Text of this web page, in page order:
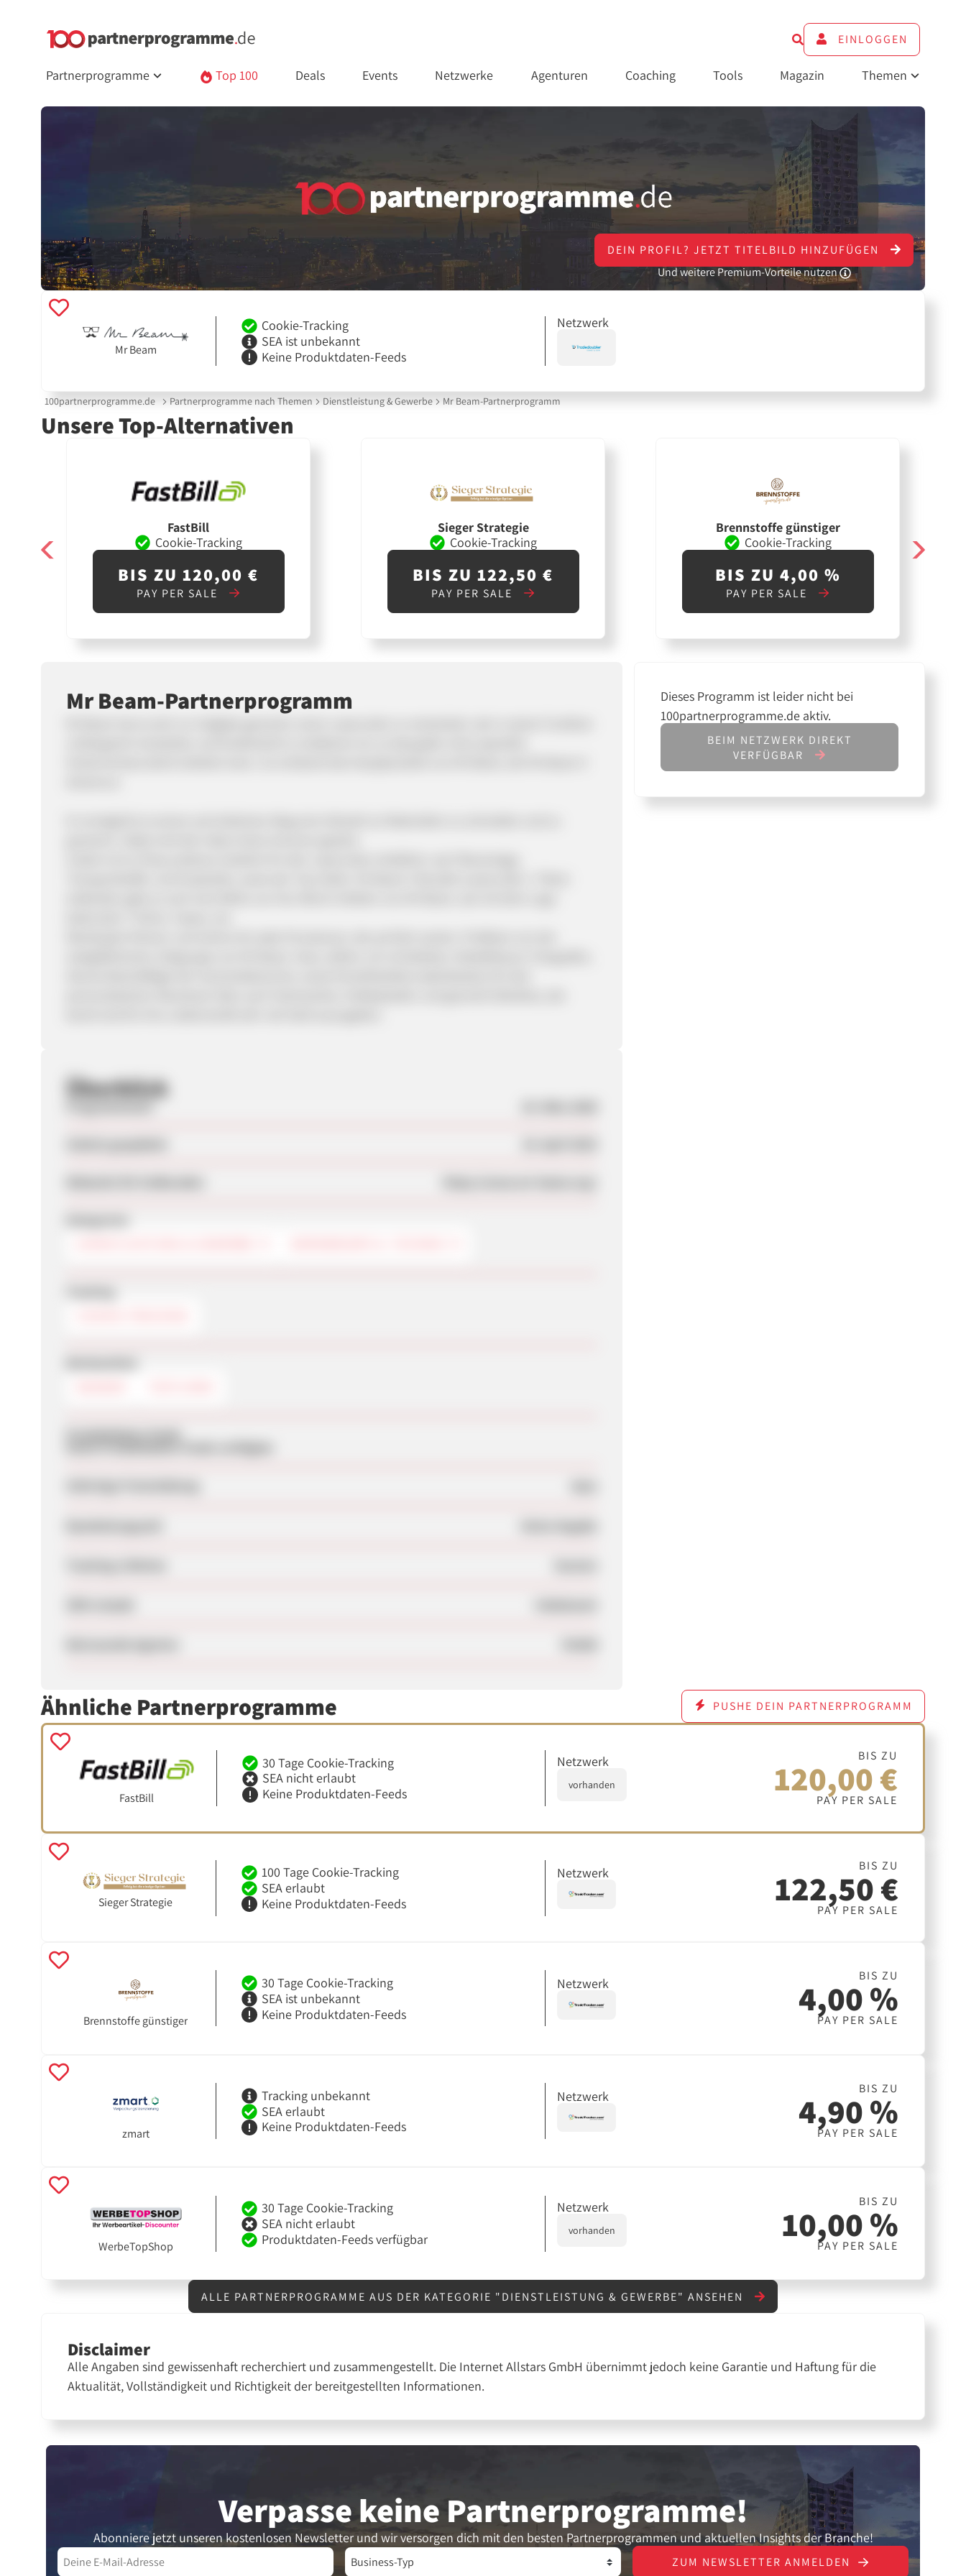
EINLOGGEN
Partnerprogramme Top 100 Deals Events Netzwerke Agenturen Coaching Tools Magazin Themen
DEIN PROFIL? JETZT TITELBILD HINZUFÜGEN
Und weitere Premium-Vorteile nutzen
Mr Beam
Cookie-Tracking
SEA ist unbekannt
Keine Produktdaten-Feeds
Netzwerk
100partnerprogramme.de Partnerprogramme nach Themen Dienstleistung & Gewerbe Mr Beam-Partnerprogramm
Unsere Top-Alternativen
FastBill
Cookie-Tracking
BIS ZU 120,00 €
PAY PER SALE
Sieger Strategie
Cookie-Tracking
BIS ZU 122,50 €
PAY PER SALE
Brennstoffe günstiger
Cookie-Tracking
BIS ZU 4,00 %
PAY PER SALE
Mr Beam-Partnerprogramm
Überblick
Programmstart
Produktdaten-Feeds
Dieses Programm ist leider nicht bei
100partnerprogramme.de aktiv.
BEIM NETZWERK DIREKT
VERFÜGBAR
Ähnliche Partnerprogramme PUSHE DEIN PARTNERPROGRAMM
FastBill
30 Tage Cookie-Tracking
SEA nicht erlaubt
Keine Produktdaten-Feeds
Netzwerk
vorhanden
BIS ZU
120,00 €
PAY PER SALE
Sieger Strategie
100 Tage Cookie-Tracking
SEA erlaubt
Keine Produktdaten-Feeds
Netzwerk BIS ZU
122,50 €
PAY PER SALE
Brennstoffe günstiger
30 Tage Cookie-Tracking
SEA ist unbekannt
Keine Produktdaten-Feeds
Netzwerk BIS ZU
4,00 %
PAY PER SALE
zmart
Tracking unbekannt
SEA erlaubt
Keine Produktdaten-Feeds
Netzwerk BIS ZU
4,90 %
PAY PER SALE
WerbeTopShop
30 Tage Cookie-Tracking
SEA nicht erlaubt
Produktdaten-Feeds verfügbar
Netzwerk
vorhanden
BIS ZU
10,00 %
PAY PER SALE
ALLE PARTNERPROGRAMME AUS DER KATEGORIE "DIENSTLEISTUNG & GEWERBE" ANSEHEN
Disclaimer
Alle Angaben sind gewissenhaft recherchiert und zusammengestellt. Die Internet Allstars GmbH übernimmt jedoch keine Garantie und Haftung für die
Aktualität, Vollständigkeit und Richtigkeit der bereitgestellten Informationen.
Verpasse keine Partner­programme!
Abonniere jetzt unseren kostenlosen Newsletter und wir versorgen dich mit den besten Partnerprogrammen und aktuellen Insights der Branche!
ZUM NEWSLETTER ANMELDEN